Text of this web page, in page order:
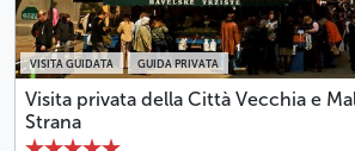
altri costi (trasporto, bevande
del visitatore
Meno
VISITA GUIDATA GUIDA PRIVATA
Visita privata della Città Vecchia e
Strana